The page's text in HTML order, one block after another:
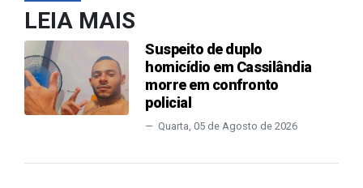
LEIA MAIS
Suspeito de duplo
homicídio em Cassilândia
morre em confronto
policial
Quarta, 05 de Agosto de 2026